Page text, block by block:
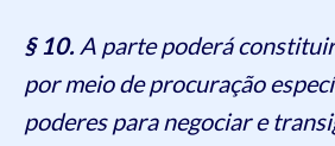
§ 10. A parte poderá
por meio de procuração
poderes para negociar e